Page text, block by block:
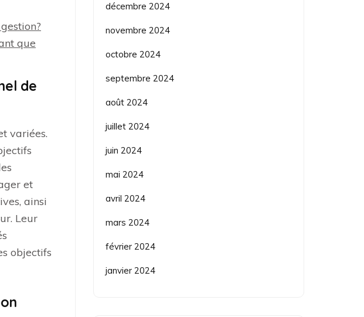
que
de
variées.
et
ainsi
Leur
objectifs
décembre 2024
novembre 2024
octobre 2024
septembre 2024
août 2024
juillet 2024
juin 2024
mai 2024
avril 2024
mars 2024
février 2024
janvier 2024